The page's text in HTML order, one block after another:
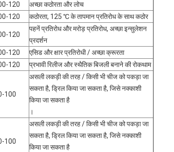
120
अच्छा कठोरता और लोच
120 कठोरता, 125 ℃ के तापमान प्रतिरोध के साथ कठोर
120
पहनें प्रतिरोध और मरोड़ प्रतिरोध, अच्छा इन्सुलेशन
प्रदर्शन
120
एसिड और क्षार प्रतिरोधी / अच्छा क्रूरता
120 प्रभावी रिलीज और स्थैतिक बिजली बनाने की रोकथाम
100
असली लकड़ी की तरह / किसी भी चीज को पकड़ा जा
सकता है, ड्रिल किया जा सकता है, जिसे नक्काशी
किया जा सकता है
।
100
असली लकड़ी की तरह / किसी भी चीज को पकड़ा जा
सकता है, ड्रिल किया जा सकता है, जिसे नक्काशी
किया जा सकता है